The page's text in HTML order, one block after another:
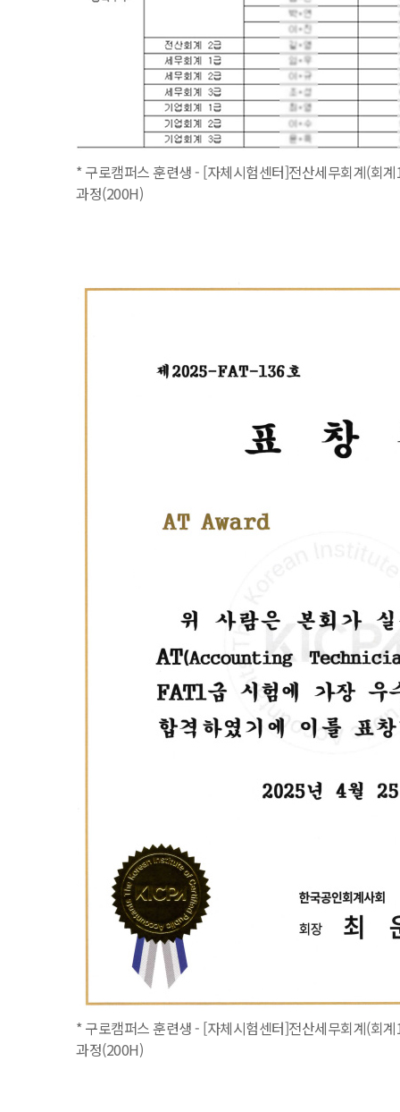
* 구로캠퍼스 훈련생 - [자체시험센터]전산세무회계(회
과정(200H)
* 구로캠퍼스 훈련생 - [자체시험센터]전산세무회계(회
과정(200H)